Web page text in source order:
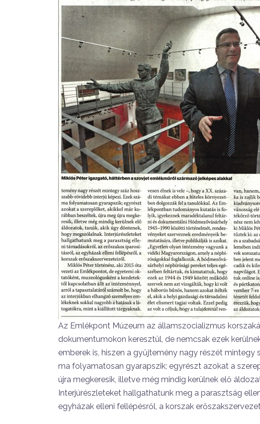
Az Emlékpont Múzeum az államszocia­lizmus
dokumentumo­kon keresztül, de nemcsak ezek
emberek is, hiszen a gyűj­temény nagy részét
ma folyamatosan gyarapszik; egyrészt azokat a
újra megke­resik, illetve még mindig kerülnek elő
Interjúrészleteket hallgathatunk meg a parasztság
egyházak elleni fellépésről, a korszak